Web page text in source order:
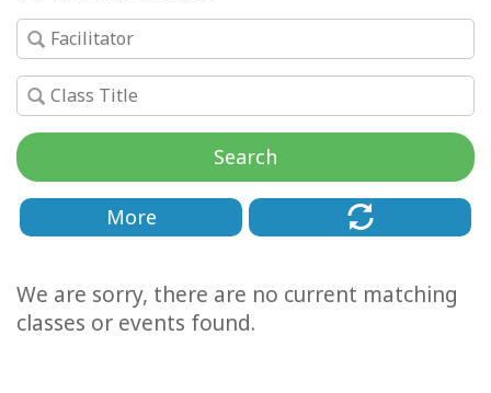
Access
Bars
课
找
导
Search
More
We are sorry, there are no current matching
classes or events found.